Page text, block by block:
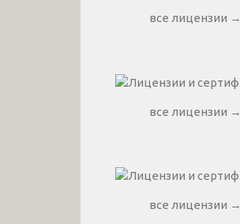
все лицензии →
все лицензии →
все лицензии →